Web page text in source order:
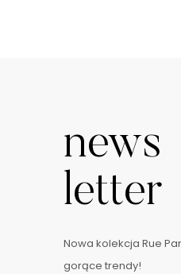
news
letter
Nowa kolekcja Rue
gorące trendy!